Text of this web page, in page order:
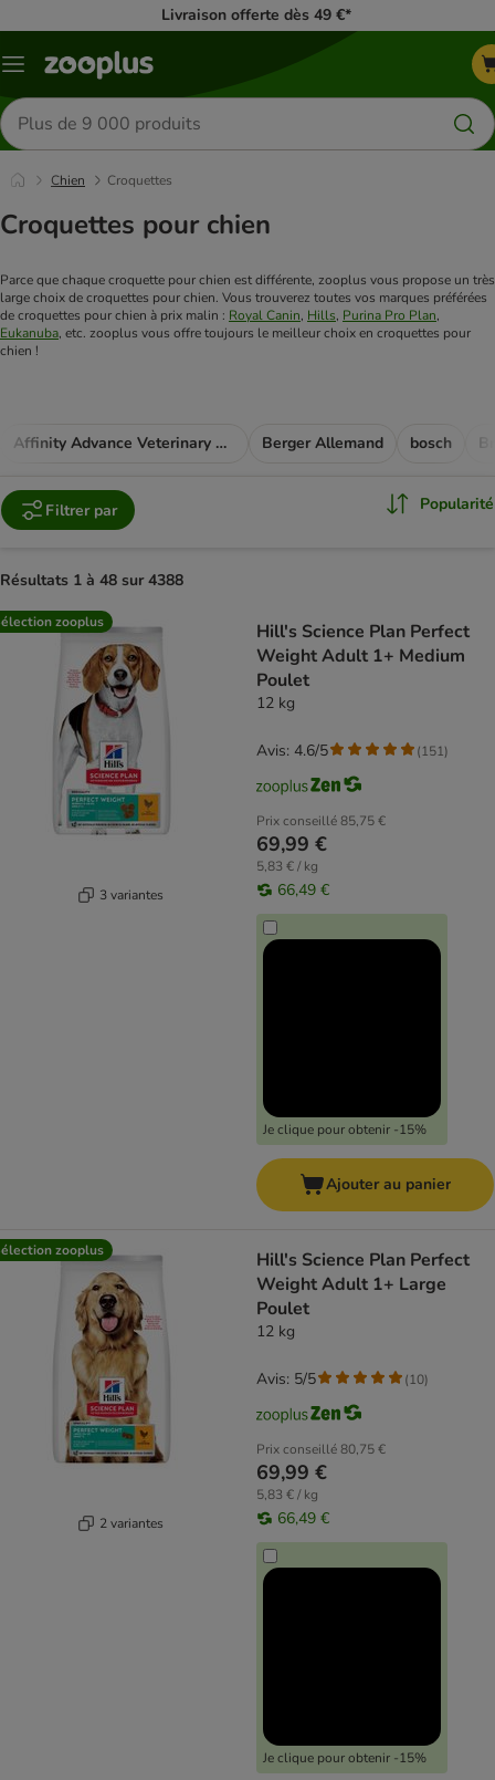
Livraison offerte dès 49 €*
Menu
Rechercher
des
produits
Chien Croquettes
Croquettes pour chien
Parce que chaque croquette pour chien est différente, zooplus vous propose un très
large choix de croquettes pour chien. Vous trouverez toutes vos marques préférées
de croquettes pour chien à prix malin : Royal Canin, Hills, Purina Pro Plan,
Eukanuba, etc. zooplus vous offre toujours le meilleur choix en croquettes pour
chien !
Affinity Advance Veterinary Diets Berger Allemand bosch
Filtrer par Popularité
Résultats 1 à 48 sur 4388
product items have been changed
zooplus
3 variantes
Hill's Science Plan Perfect
Weight Adult 1+ Medium
Poulet
12 kg
Prix conseillé85,75 €
69,99 €
5,83 € / kg
66,49 €
Je clique pour obtenir -15%
Avis: 4.6/5 (151)
Ajouter au panier
zooplus
2 variantes
Hill's Science Plan Perfect
Weight Adult 1+ Large
Poulet
12 kg
Prix conseillé80,75 €
69,99 €
5,83 € / kg
66,49 €
Je clique pour obtenir -15%
Avis: 5/5 (10)